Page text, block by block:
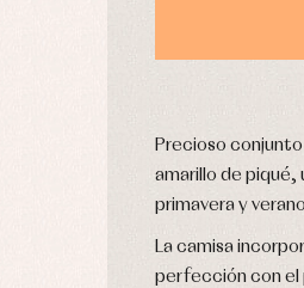
Precioso
amarillo de piqué,
primavera y
La camisa
perfección con el